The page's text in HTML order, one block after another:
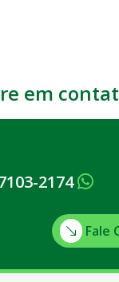
em
2174
Fale